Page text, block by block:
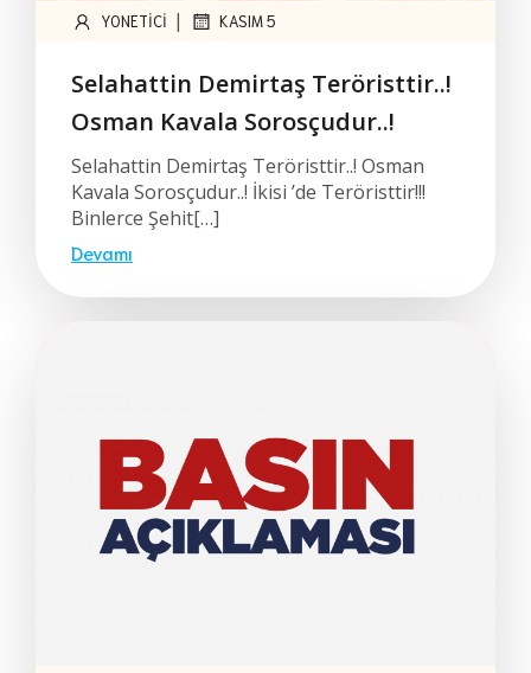
YONETICI | KASIM 5
Selahattin Demirtaş Teröristtir..!
Osman Kavala Sorosçudur..!
Selahattin Demirtaş Teröristtir..! Osman
Kavala Sorosçudur..! İkisi ’de Teröristtir!!!
Binlerce Şehit[…]
Devamı